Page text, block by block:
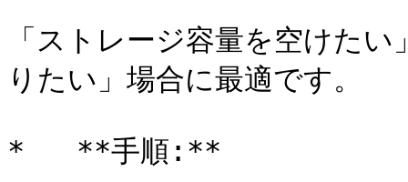
「ストレージ容量を空けた
りたい」場合に最適です。
*   **手順:**